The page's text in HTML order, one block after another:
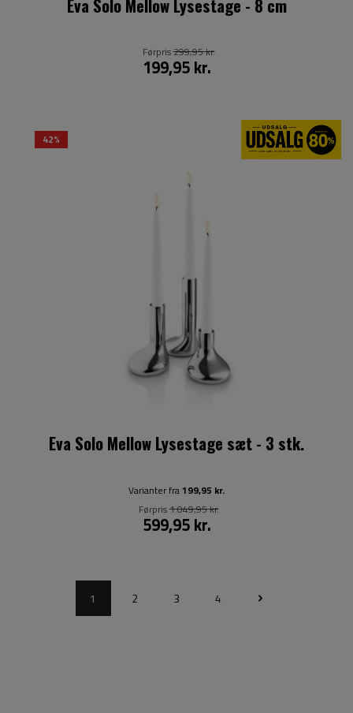
Eva Solo Mellow Lysestage - 8 cm
199,95 kr.
Førpris299,95 kr.
42%
Eva Solo Mellow Lysestage sæt - 3 stk.
Varianter fra 199,95 kr.
599,95 kr.
Førpris1.049,95 kr.
1 2 3 4